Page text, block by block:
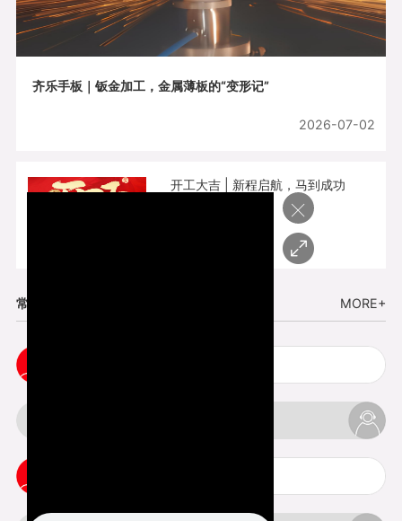
齐乐手板｜钣金加工，金属薄板的“变形记”
2026-07-02
开工大吉 | 新程启航，马到成功
常见问题 MORE+
×